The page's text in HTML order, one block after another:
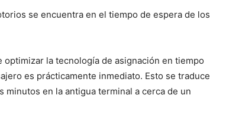
se encuentra en el tiempo de espera de los
la tecnología de asignación en tiempo
es prácticamente inmediato. Esto se traduce
en la antigua terminal a cerca de un